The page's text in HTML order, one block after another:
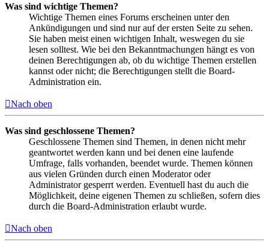
Was sind wichtige Themen?
Wichtige Themen eines Forums erscheinen unter den
Ankündigungen und sind nur auf der ersten Seite zu sehen.
Sie haben meist einen wichtigen Inhalt, weswegen du sie
lesen solltest. Wie bei den Bekanntmachungen hängt es von
deinen Berechtigungen ab, ob du wichtige Themen erstellen
kannst oder nicht; die Berechtigungen stellt die Board-
Administration ein.
Nach oben
Was sind geschlossene Themen?
Geschlossene Themen sind Themen, in denen nicht mehr
geantwortet werden kann und bei denen eine laufende
Umfrage, falls vorhanden, beendet wurde. Themen können
aus vielen Gründen durch einen Moderator oder
Administrator gesperrt werden. Eventuell hast du auch die
Möglichkeit, deine eigenen Themen zu schließen, sofern dies
durch die Board-Administration erlaubt wurde.
Nach oben